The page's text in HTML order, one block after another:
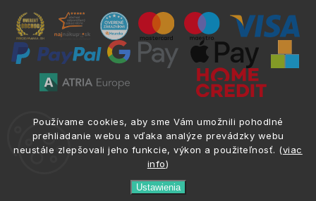
Používame cookies, aby sme Vám umožnili pohodlné
prehliadanie webu a vďaka analýze prevádzky webu
neustále zlepšovali jeho funkcie, výkon a použiteľnosť. (viac
info)
Ustawienia
prawa zastrzeżone.